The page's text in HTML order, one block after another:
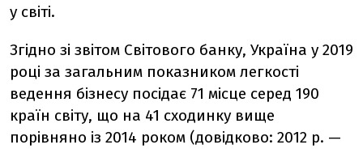
у світі.
Згідно зі звітом Світового банку, Україна у 2019
році за загальним показником легкості
ведення бізнесу посідає 71 місце серед 190
країн світу, що на 41 сходинку вище
порівняно із 2014 роком (довідково: 2012 р. —